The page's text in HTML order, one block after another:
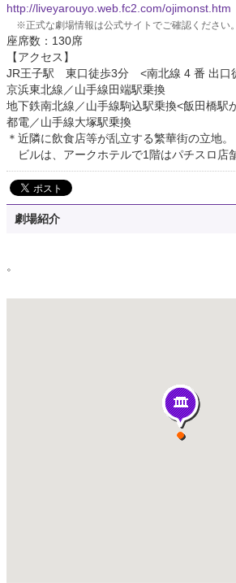
http://liveyarouyo.web.fc2.com/ojimonst.htm
※正式な劇場情報は公式サイトでご確認ください。
座席数：130席
【アクセス】
JR王子駅 東口徒歩3分 <南北線 4 番 出口
京浜東北線／山手線田端駅乗換
地下鉄南北線／山手線駒込駅乗換<飯田橋駅
都電／山手線大塚駅乗換
＊近隣に飲食店等が乱立する繁華街の立地。
ビルは、アークホテルで1階はパチスロ店
劇場紹介
。